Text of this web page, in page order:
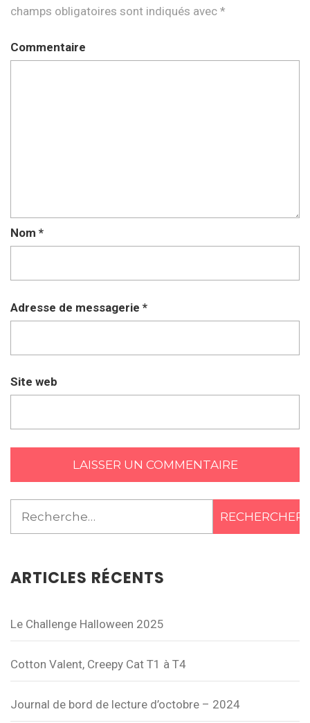
champs obligatoires sont indiqués avec *
Commentaire
Nom *
Adresse de messagerie *
Site web
Rechercher :
ARTICLES RÉCENTS
Le Challenge Halloween 2025
Cotton Valent, Creepy Cat T1 à T4
Journal de bord de lecture d’octobre – 2024